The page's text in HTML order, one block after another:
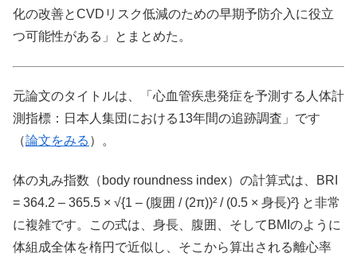
化の改善とCVDリスク低減のための早期予防介入に役立
つ可能性がある」とまとめた。
元論文のタイトルは、「心血管疾患発症を予測する人体計
測指標：日本人集団における13年間の追跡調査」です
（論文をみる ）。
体の丸み指数（body roundness index）の計算式は、BRI
= 364.2 – 365.5 × √{1 – (腹囲 / (2π))² / (0.5 × 身長)²} と非常
に複雑です。この式は、身長、腹囲、そしてBMIのように
体組成全体を楕円で近似し、そこから算出される離心率